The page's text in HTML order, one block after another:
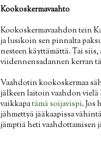
Kookoskermavaahto
Kookoskermavaahdon tein
ja lusikoin sen pinnalta
nesteen käyttämättä. Tai
viidennensadannen kerran
Vaahdotin kookoskermaa
jälkeen laitoin vaahdon
vaikkapatämä soijavispi. Jos
jähmettyä jääkaapissa
jämptiä heti vaahdottamisen